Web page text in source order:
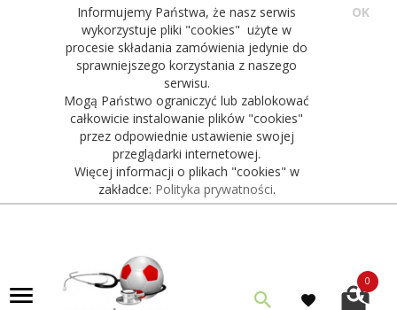
Informujemy Państwa, że nasz serwis
wykorzystuje pliki "cookies" użyte w
procesie składania zamówienia jedynie do
sprawniejszego korzystania z naszego
serwisu.
Mogą Państwo ograniczyć lub zablokować
całkowicie instalowanie plików "cookies"
przez odpowiednie ustawienie swojej
przeglądarki internetowej.
Więcej informacji o plikach "cookies" w
zakładce: Polityka prywatności.
OK
0